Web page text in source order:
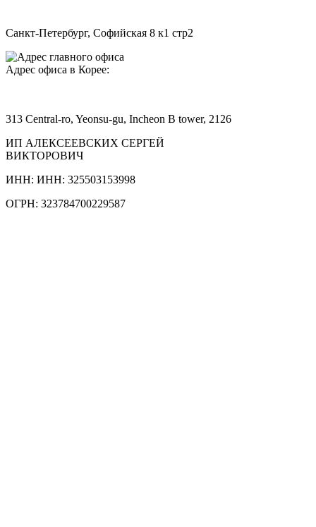
Санкт-Петербург, Софийская 8 к1 стр2
Адрес офиса в Корее:
313 Central-ro, Yeonsu-gu, Incheon B tower, 2126
ИП АЛЕКСЕЕВСКИХ СЕРГЕЙ
ВИКТОРОВИЧ
ИНН: ИНН: 325503153998
ОГРН: 323784700229587